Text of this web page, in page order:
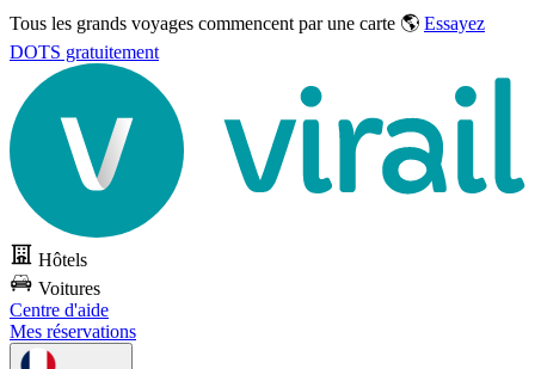
Tous les grands voyages commencent par une carte 🌎 Essayez
DOTS gratuitement
Hôtels
Voitures
Centre d'aide
Mes réservations